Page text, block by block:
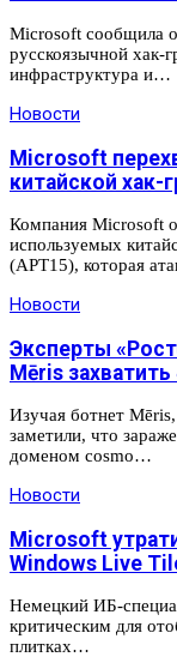
Microsoft сообщила
русскоязычной
инфраструктура и…
Новости
Microsoft
китайской хак-
Компания Microsoft
используемых
(APT15), которая
Новости
Эксперты
Mēris
Изучая ботнет
заметили, что
доменом cosmo…
Новости
Microsoft
Windows Live
Немецкий ИБ-
критическим для
плитках…